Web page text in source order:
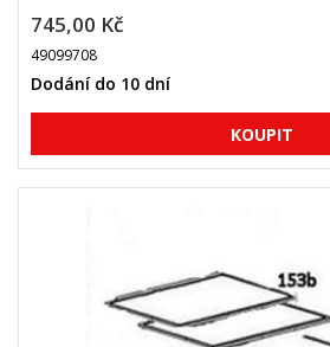
745,00 Kč
49099708
Dodání do 10 dní